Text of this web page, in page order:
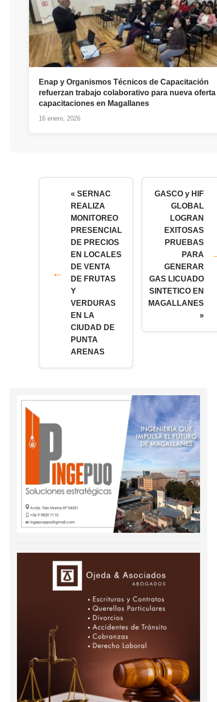
Enap y Organismos Técnicos de Capacitación
refuerzan trabajo colaborativo para nueva oferta
capacitaciones en Magallanes
16 enero, 2026
« SERNAC
REALIZA
MONITOREO
PRESENCIAL
DE PRECIOS
EN LOCALES
DE VENTA
DE FRUTAS
Y
VERDURAS
EN LA
CIUDAD DE
PUNTA
ARENAS
GASCO y HIF
GLOBAL
LOGRAN
EXITOSAS
PRUEBAS
PARA
GENERAR
GAS LICUADO
SINTETICO EN
MAGALLANES
»